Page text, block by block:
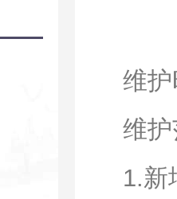
维
维
1.新